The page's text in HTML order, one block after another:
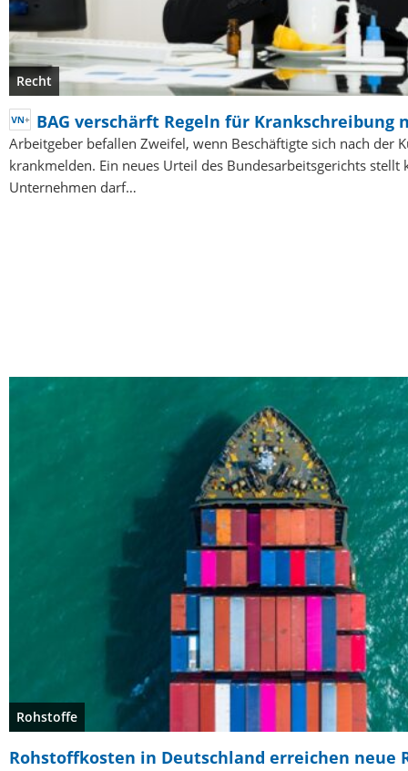
Recht
BAG verschärft Regeln für Krankschreibung
Arbeitgeber befallen Zweifel, wenn Beschäftigte sich nach der
krankmelden. Ein neues Urteil des Bundesarbeitsgerichts stellt
Unternehmen darf…
Rohstoffe
Rohstoffkosten in Deutschland erreichen neue